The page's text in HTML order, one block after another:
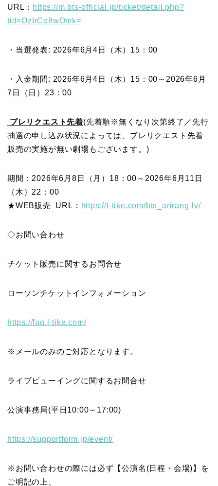
URL： https://m.bts-official.jp/ticket/detail.php?
tid=OzIrCo8wOmk=
・当選発表: 2026年6月4日（木）15：00
・入金期間: 2026年6月4日（木）15：00～2026年6月
7日（日）23：00
プレリクエスト先着(先着順※無くなり次第終了／先行
抽選の申し込み状況によっては、プレリクエスト先着
販売の実施が無い劇場もございます。)
期間：2026年6月8日（月）18：00～2026年6月11日
（木）22：00
★WEB販売 URL： https://l-tike.com/bts_arirang-lv/
◇お問い合わせ
チケット販売に関するお問合せ
ローソンチケットインフォメーション
https://faq.l-tike.com/
※メールのみのご対応となります。
ライブビューイングに関するお問合せ
公演事務局(平日10:00～17:00)
https://supportform.jp/event/
※お問い合わせの際には必ず【公演名(日程・会場)】を
ご明記の上、